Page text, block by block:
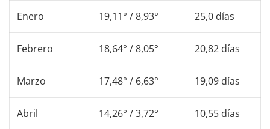
Enero 19,11° / 8,93° 25,0 días
Febrero 18,64° / 8,05° 20,82 días
Marzo 17,48° / 6,63° 19,09 días
Abril 14,26° / 3,72° 10,55 días